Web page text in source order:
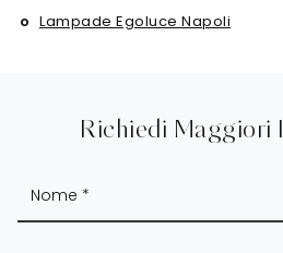
Lampade Egoluce Napoli
Richiedi Maggiori